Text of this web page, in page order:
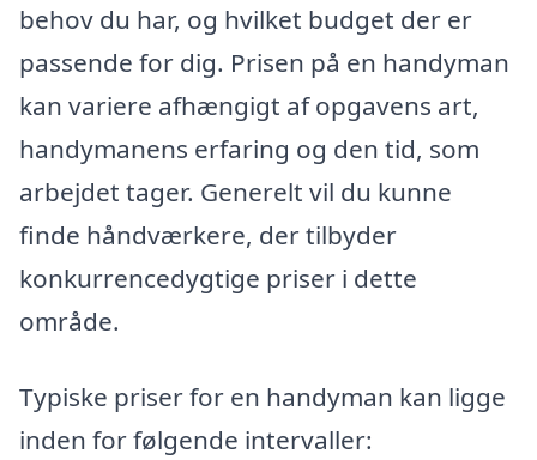
behov du har, og hvilket budget der er
passende for dig. Prisen på en handyman
kan variere afhængigt af opgavens art,
handymanens erfaring og den tid, som
arbejdet tager. Generelt vil du kunne
finde håndværkere, der tilbyder
konkurrencedygtige priser i dette
område.
Typiske priser for en handyman kan ligge
inden for følgende intervaller: